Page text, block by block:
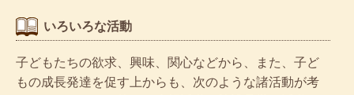
いろいろな活動
子どもたちの欲求、興味、関心などから、また、子ど
もの成長発達を促す上からも、次のような諸活動が考